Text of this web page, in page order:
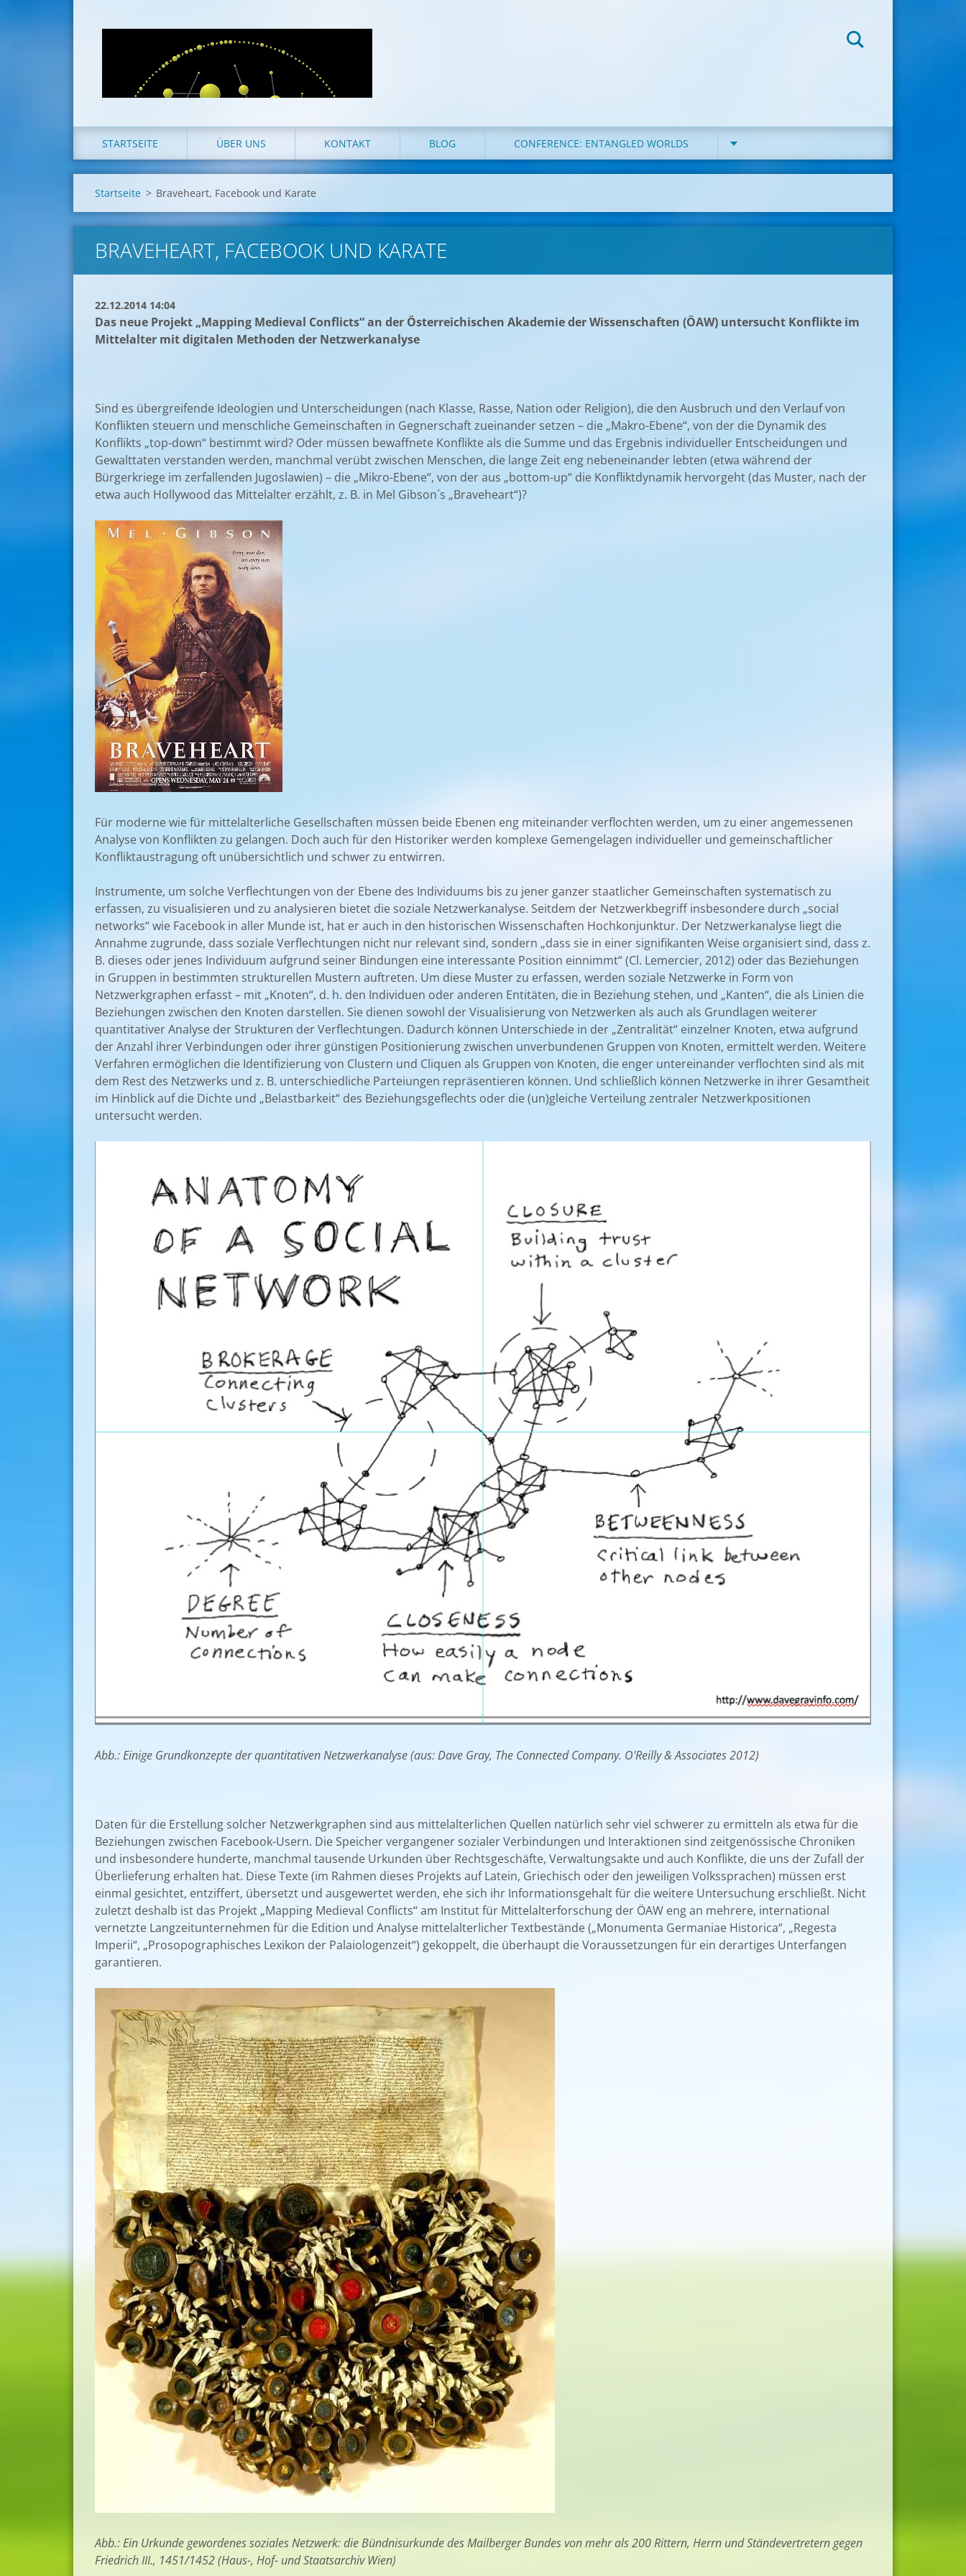
STARTSEITE ÜBER UNS KONTAKT BLOG CONFERENCE: ENTANGLED WORLDS
Startseite > Braveheart, Facebook und Karate
BRAVEHEART, FACEBOOK UND KARATE
22.12.2014 14:04
Das neue Projekt „Mapping Medieval Conflicts“ an der Österreichischen Akademie der Wissenschaften (ÖAW) untersucht Konflikte im
Mittelalter mit digitalen Methoden der Netzwerkanalyse
Sind es übergreifende Ideologien und Unterscheidungen (nach Klasse, Rasse, Nation oder Religion), die den Ausbruch und den Verlauf von
Konflikten steuern und menschliche Gemeinschaften in Gegnerschaft zueinander setzen – die „Makro-Ebene“, von der die Dynamik des
Konflikts „top-down“ bestimmt wird? Oder müssen bewaffnete Konflikte als die Summe und das Ergebnis individueller Entscheidungen und
Gewalttaten verstanden werden, manchmal verübt zwischen Menschen, die lange Zeit eng nebeneinander lebten (etwa während der
Bürgerkriege im zerfallenden Jugoslawien) – die „Mikro-Ebene“, von der aus „bottom-up“ die Konfliktdynamik hervorgeht (das Muster, nach der
etwa auch Hollywood das Mittelalter erzählt, z. B. in Mel Gibson´s „Braveheart“)?
Für moderne wie für mittelalterliche Gesellschaften müssen beide Ebenen eng miteinander verflochten werden, um zu einer angemessenen
Analyse von Konflikten zu gelangen. Doch auch für den Historiker werden komplexe Gemengelagen individueller und gemeinschaftlicher
Konfliktaustragung oft unübersichtlich und schwer zu entwirren.
Instrumente, um solche Verflechtungen von der Ebene des Individuums bis zu jener ganzer staatlicher Gemeinschaften systematisch zu
erfassen, zu visualisieren und zu analysieren bietet die soziale Netzwerkanalyse. Seitdem der Netzwerkbegriff insbesondere durch „social
networks“ wie Facebook in aller Munde ist, hat er auch in den historischen Wissenschaften Hochkonjunktur. Der Netzwerkanalyse liegt die
Annahme zugrunde, dass soziale Verflechtungen nicht nur relevant sind, sondern „dass sie in einer signifikanten Weise organisiert sind, dass z.
B. dieses oder jenes Individuum aufgrund seiner Bindungen eine interessante Position einnimmt“ (Cl. Lemercier, 2012) oder das Beziehungen
in Gruppen in bestimmten strukturellen Mustern auftreten. Um diese Muster zu erfassen, werden soziale Netzwerke in Form von
Netzwerkgraphen erfasst – mit „Knoten“, d. h. den Individuen oder anderen Entitäten, die in Beziehung stehen, und „Kanten“, die als Linien die
Beziehungen zwischen den Knoten darstellen. Sie dienen sowohl der Visualisierung von Netzwerken als auch als Grundlagen weiterer
quantitativer Analyse der Strukturen der Verflechtungen. Dadurch können Unterschiede in der „Zentralität“ einzelner Knoten, etwa aufgrund
der Anzahl ihrer Verbindungen oder ihrer günstigen Positionierung zwischen unverbundenen Gruppen von Knoten, ermittelt werden. Weitere
Verfahren ermöglichen die Identifizierung von Clustern und Cliquen als Gruppen von Knoten, die enger untereinander verflochten sind als mit
dem Rest des Netzwerks und z. B. unterschiedliche Parteiungen repräsentieren können. Und schließlich können Netzwerke in ihrer Gesamtheit
im Hinblick auf die Dichte und „Belastbarkeit“ des Beziehungsgeflechts oder die (un)gleiche Verteilung zentraler Netzwerkpositionen
untersucht werden.
Abb.: Einige Grundkonzepte der quantitativen Netzwerkanalyse (aus: Dave Gray, The Connected Company. O'Reilly & Associates 2012)
Daten für die Erstellung solcher Netzwerkgraphen sind aus mittelalterlichen Quellen natürlich sehr viel schwerer zu ermitteln als etwa für die
Beziehungen zwischen Facebook-Usern. Die Speicher vergangener sozialer Verbindungen und Interaktionen sind zeitgenössische Chroniken
und insbesondere hunderte, manchmal tausende Urkunden über Rechtsgeschäfte, Verwaltungsakte und auch Konflikte, die uns der Zufall der
Überlieferung erhalten hat. Diese Texte (im Rahmen dieses Projekts auf Latein, Griechisch oder den jeweiligen Volkssprachen) müssen erst
einmal gesichtet, entziffert, übersetzt und ausgewertet werden, ehe sich ihr Informationsgehalt für die weitere Untersuchung erschließt. Nicht
zuletzt deshalb ist das Projekt „Mapping Medieval Conflicts“ am Institut für Mittelalterforschung der ÖAW eng an mehrere, international
vernetzte Langzeitunternehmen für die Edition und Analyse mittelalterlicher Textbestände („Monumenta Germaniae Historica“, „Regesta
Imperii“, „Prosopographisches Lexikon der Palaiologenzeit“) gekoppelt, die überhaupt die Voraussetzungen für ein derartiges Unterfangen
garantieren.
Abb.: Ein Urkunde gewordenes soziales Netzwerk: die Bündnisurkunde des Mailberger Bundes von mehr als 200 Rittern, Herrn und Ständevertretern gegen
Friedrich III., 1451/1452 (Haus-, Hof- und Staatsarchiv Wien)